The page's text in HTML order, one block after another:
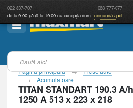
022 837-707 068 777-077
de la 9:00 până la 19:00 cu excepția dum. comandă apel
Pagina principală
Piese auto
Acumulatoare
TITAN STANDART 190.3 A/h
1250 A 513 х 223 х 218